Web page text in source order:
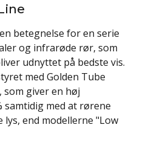
betegnelse for en serie
og infrarøde rør, som
udnyttet på bedste vis.
med Golden Tube
som giver en høj
samtidig med at rørene
end modellerne "Low